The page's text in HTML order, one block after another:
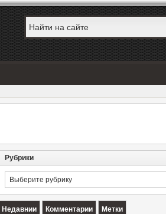
Рубрики
Рубрики
Недавнии Комментарии Метки